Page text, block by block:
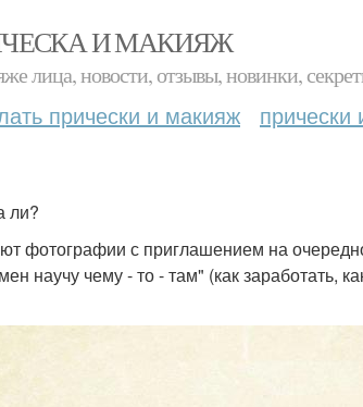
И МАКИЯЖ
лица, новости, отзывы, новинки,
прически и макияж
ли?
фотографии с приглашением на
научу чему - то - там" (как заработать,